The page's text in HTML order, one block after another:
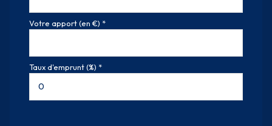
Votre apport (en €) *
Taux d'emprunt (%) *